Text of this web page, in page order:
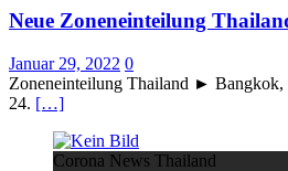
Neue Zoneneinteilung
Januar 29, 2022 0
Zoneneinteilung Thailand ► Bangkok,
24. […]
Corona News Thailand